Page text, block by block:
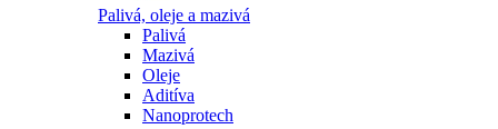
Palivá, oleje a mazivá
Palivá
Mazivá
Oleje
Aditíva
Nanoprotech